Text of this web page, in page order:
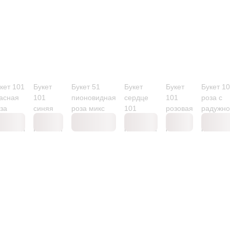
101
Букет
101
синяя
Premium
Букет 51
пионовидная
роза микс
Букет
сердце
101
радужная
Букет
101
розовая
сорт
Букет
роза с
центре